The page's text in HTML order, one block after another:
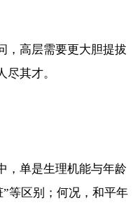
，高层需要更大胆提拔
其才。
，单是生理机能与年龄
”等区别；何况，和平年